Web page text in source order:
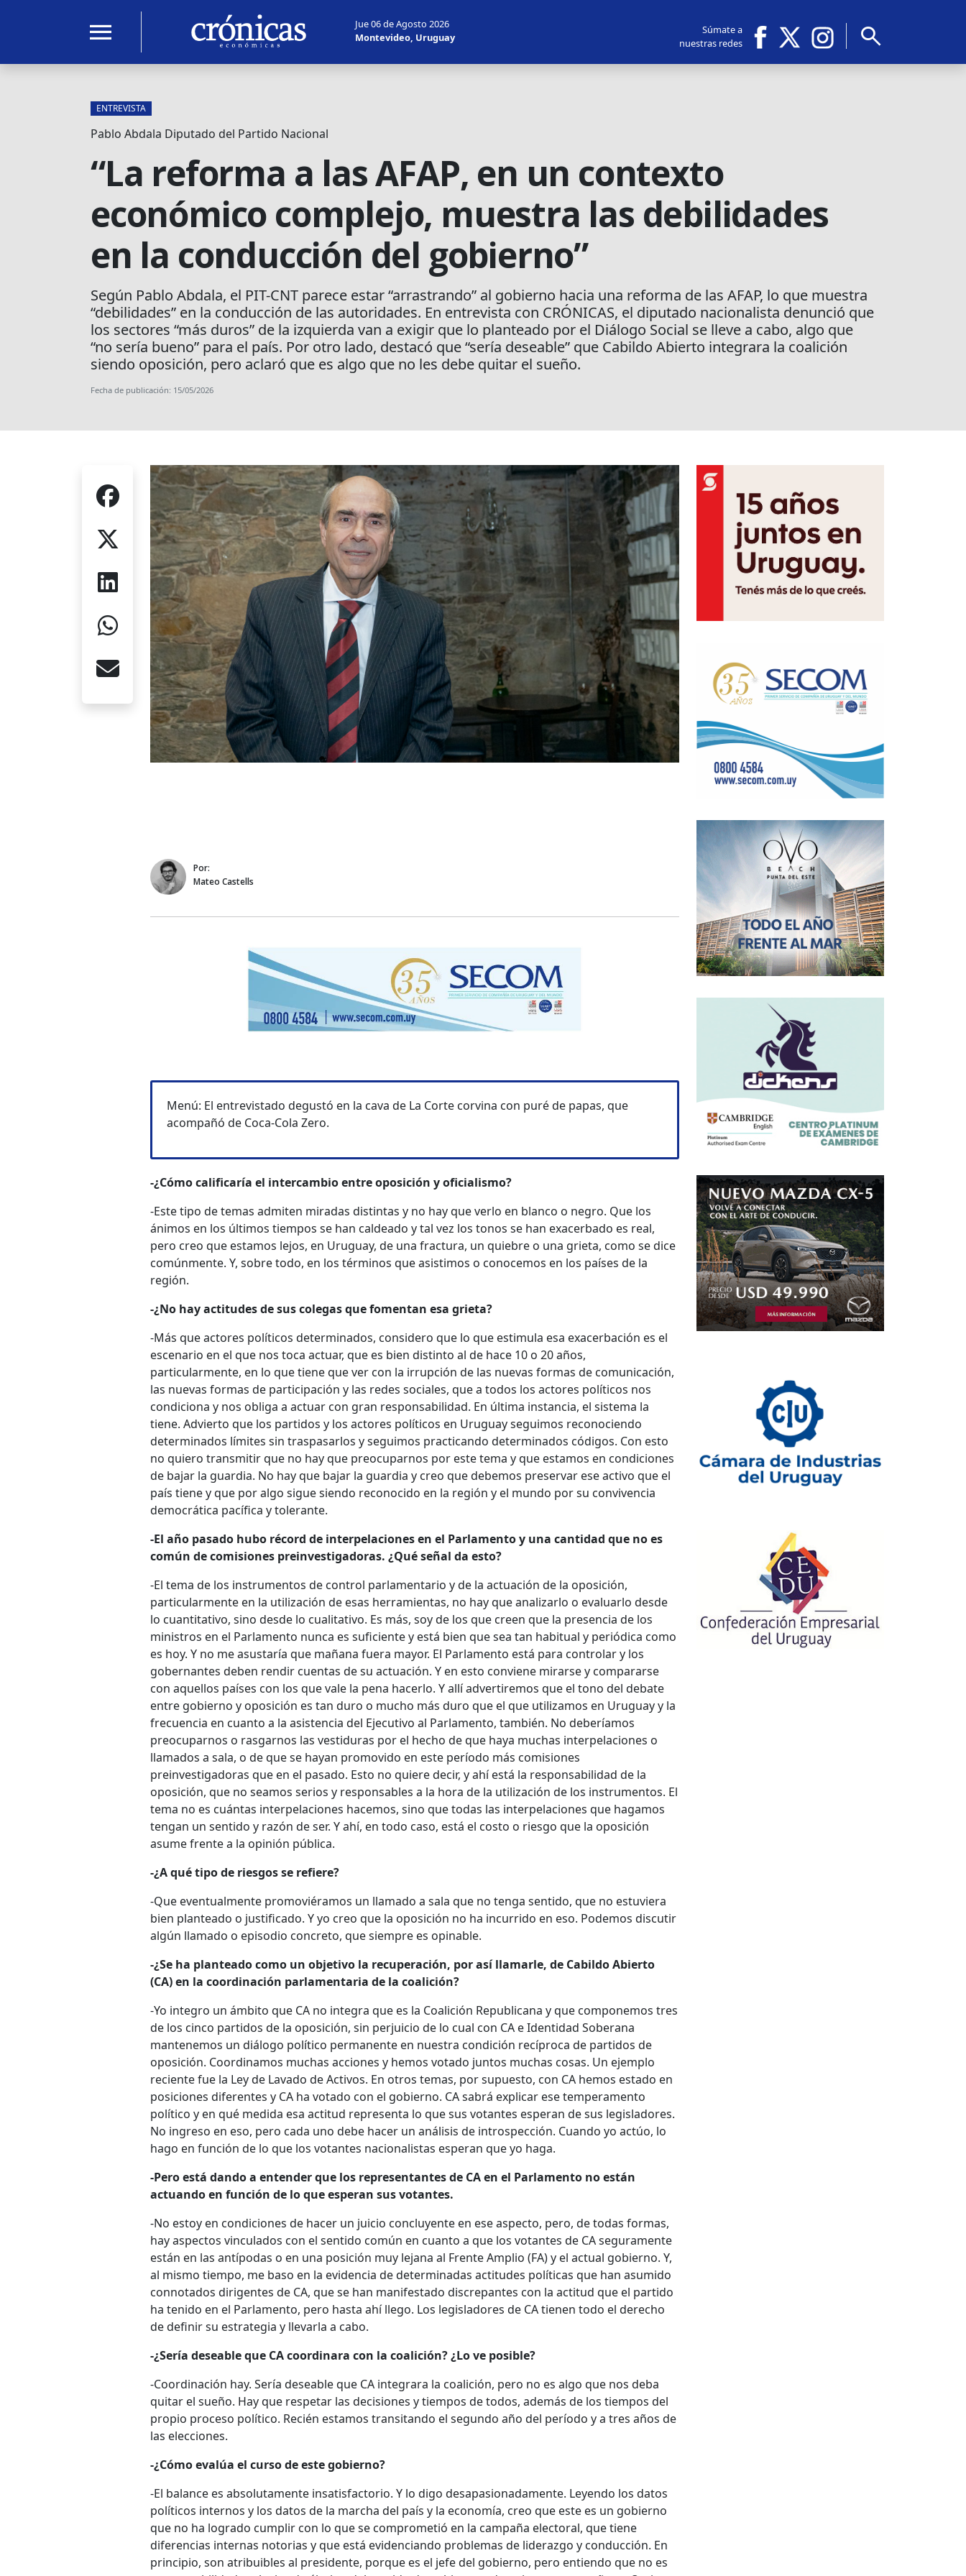
menu
Jue 06 de Agosto 2026
Montevideo, Uruguay
Súmate a
nuestras redes
search
ENTREVISTA
Pablo Abdala Diputado del Partido Nacional
“La reforma a las AFAP, en un contexto
económico complejo, muestra las debilidades
en la conducción del gobierno”
Según Pablo Abdala, el PIT-CNT parece estar “arrastrando” al gobierno hacia una reforma de las AFAP, lo que muestra
“debilidades” en la conducción de las autoridades. En entrevista con CRÓNICAS, el diputado nacionalista denunció que
los sectores “más duros” de la izquierda van a exigir que lo planteado por el Diálogo Social se lleve a cabo, algo que
“no sería bueno” para el país. Por otro lado, destacó que “sería deseable” que Cabildo Abierto integrara la coalición
siendo oposición, pero aclaró que es algo que no les debe quitar el sueño.
Fecha de publicación: 15/05/2026
Por:
Mateo Castells
Menú: El entrevistado degustó en la cava de La Corte corvina con puré de papas, que
acompañó de Coca-Cola Zero.
-¿Cómo calificaría el intercambio entre oposición y oficialismo?
-Este tipo de temas admiten miradas distintas y no hay que verlo en blanco o negro. Que los
ánimos en los últimos tiempos se han caldeado y tal vez los tonos se han exacerbado es real,
pero creo que estamos lejos, en Uruguay, de una fractura, un quiebre o una grieta, como se dice
comúnmente. Y, sobre todo, en los términos que asistimos o conocemos en los países de la
región.
-¿No hay actitudes de sus colegas que fomentan esa grieta?
-Más que actores políticos determinados, considero que lo que estimula esa exacerbación es el
escenario en el que nos toca actuar, que es bien distinto al de hace 10 o 20 años,
particularmente, en lo que tiene que ver con la irrupción de las nuevas formas de comunicación,
las nuevas formas de participación y las redes sociales, que a todos los actores políticos nos
condiciona y nos obliga a actuar con gran responsabilidad. En última instancia, el sistema la
tiene. Advierto que los partidos y los actores políticos en Uruguay seguimos reconociendo
determinados límites sin traspasarlos y seguimos practicando determinados códigos. Con esto
no quiero transmitir que no hay que preocuparnos por este tema y que estamos en condiciones
de bajar la guardia. No hay que bajar la guardia y creo que debemos preservar ese activo que el
país tiene y que por algo sigue siendo reconocido en la región y el mundo por su convivencia
democrática pacífica y tolerante.
-El año pasado hubo récord de interpelaciones en el Parlamento y una cantidad que no es
común de comisiones preinvestigadoras. ¿Qué señal da esto?
-El tema de los instrumentos de control parlamentario y de la actuación de la oposición,
particularmente en la utilización de esas herramientas, no hay que analizarlo o evaluarlo desde
lo cuantitativo, sino desde lo cualitativo. Es más, soy de los que creen que la presencia de los
ministros en el Parlamento nunca es suficiente y está bien que sea tan habitual y periódica como
es hoy. Y no me asustaría que mañana fuera mayor. El Parlamento está para controlar y los
gobernantes deben rendir cuentas de su actuación. Y en esto conviene mirarse y compararse
con aquellos países con los que vale la pena hacerlo. Y allí advertiremos que el tono del debate
entre gobierno y oposición es tan duro o mucho más duro que el que utilizamos en Uruguay y la
frecuencia en cuanto a la asistencia del Ejecutivo al Parlamento, también. No deberíamos
preocuparnos o rasgarnos las vestiduras por el hecho de que haya muchas interpelaciones o
llamados a sala, o de que se hayan promovido en este período más comisiones
preinvestigadoras que en el pasado. Esto no quiere decir, y ahí está la responsabilidad de la
oposición, que no seamos serios y responsables a la hora de la utilización de los instrumentos. El
tema no es cuántas interpelaciones hacemos, sino que todas las interpelaciones que hagamos
tengan un sentido y razón de ser. Y ahí, en todo caso, está el costo o riesgo que la oposición
asume frente a la opinión pública.
-¿A qué tipo de riesgos se refiere?
-Que eventualmente promoviéramos un llamado a sala que no tenga sentido, que no estuviera
bien planteado o justificado. Y yo creo que la oposición no ha incurrido en eso. Podemos discutir
algún llamado o episodio concreto, que siempre es opinable.
-¿Se ha planteado como un objetivo la recuperación, por así llamarle, de Cabildo Abierto
(CA) en la coordinación parlamentaria de la coalición?
-Yo integro un ámbito que CA no integra que es la Coalición Republicana y que componemos tres
de los cinco partidos de la oposición, sin perjuicio de lo cual con CA e Identidad Soberana
mantenemos un diálogo político permanente en nuestra condición recíproca de partidos de
oposición. Coordinamos muchas acciones y hemos votado juntos muchas cosas. Un ejemplo
reciente fue la Ley de Lavado de Activos. En otros temas, por supuesto, con CA hemos estado en
posiciones diferentes y CA ha votado con el gobierno. CA sabrá explicar ese temperamento
político y en qué medida esa actitud representa lo que sus votantes esperan de sus legisladores.
No ingreso en eso, pero cada uno debe hacer un análisis de introspección. Cuando yo actúo, lo
hago en función de lo que los votantes nacionalistas esperan que yo haga.
-Pero está dando a entender que los representantes de CA en el Parlamento no están
actuando en función de lo que esperan sus votantes.
-No estoy en condiciones de hacer un juicio concluyente en ese aspecto, pero, de todas formas,
hay aspectos vinculados con el sentido común en cuanto a que los votantes de CA seguramente
están en las antípodas o en una posición muy lejana al Frente Amplio (FA) y el actual gobierno. Y,
al mismo tiempo, me baso en la evidencia de determinadas actitudes políticas que han asumido
connotados dirigentes de CA, que se han manifestado discrepantes con la actitud que el partido
ha tenido en el Parlamento, pero hasta ahí llego. Los legisladores de CA tienen todo el derecho
de definir su estrategia y llevarla a cabo.
-¿Sería deseable que CA coordinara con la coalición? ¿Lo ve posible?
-Coordinación hay. Sería deseable que CA integrara la coalición, pero no es algo que nos deba
quitar el sueño. Hay que respetar las decisiones y tiempos de todos, además de los tiempos del
propio proceso político. Recién estamos transitando el segundo año del período y a tres años de
las elecciones.
-¿Cómo evalúa el curso de este gobierno?
-El balance es absolutamente insatisfactorio. Y lo digo desapasionadamente. Leyendo los datos
políticos internos y los datos de la marcha del país y la economía, creo que este es un gobierno
que no ha logrado cumplir con lo que se comprometió en la campaña electoral, que tiene
diferencias internas notorias y que está evidenciando problemas de liderazgo y conducción. En
principio, son atribuibles al presidente, porque es el jefe del gobierno, pero entiendo que no es